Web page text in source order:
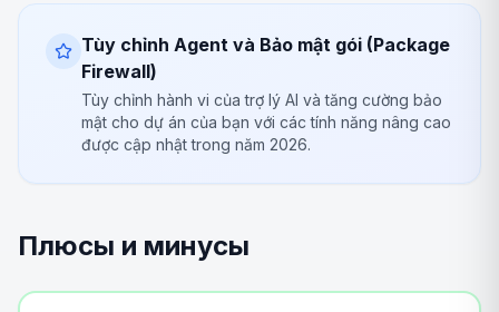
Tùy chỉnh Agent và Bảo mật gói (Package
Firewall)
Tùy chỉnh hành vi của trợ lý AI và tăng cường bảo
mật cho dự án của bạn với các tính năng nâng cao
được cập nhật trong năm 2026.
Плюсы и минусы